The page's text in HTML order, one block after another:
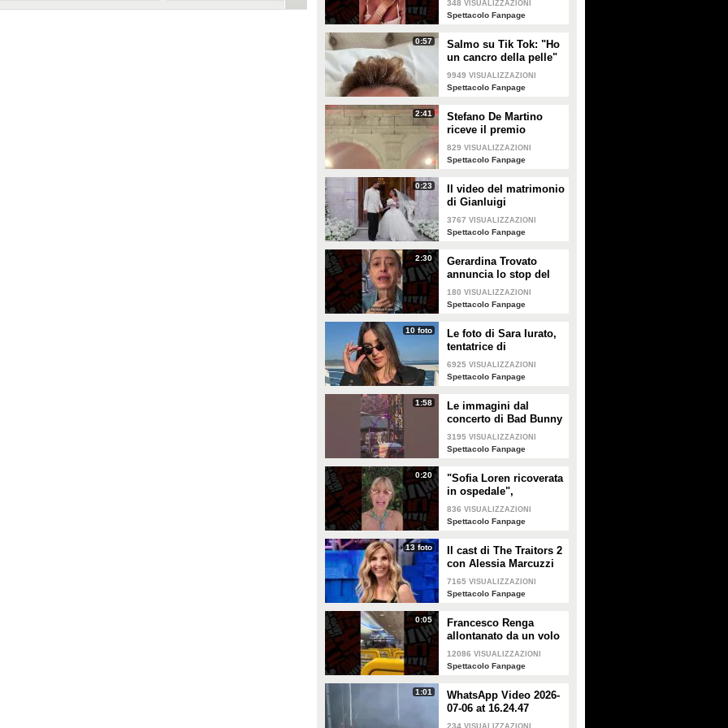
348 VISUALIZZAZIONI
Spettacolo Fanpage
0:57
Salmo su Tik Tok: "Ho
un cancro della pelle"
e apre al dibattito sulle
creme solari
9949 VISUALIZZAZIONI
Spettacolo Fanpage
2:41
Stefano De Martino
riceve il premio
intitolato al padre
Enrico
829 VISUALIZZAZIONI
Spettacolo Fanpage
0:23
Il video del matrimonio
di Gianluigi
Donnarumma e Alessia
Elefante
3767 VISUALIZZAZIONI
Spettacolo Fanpage
2:30
Gerardina Trovato
annuncia lo stop del
tour per problemi di
salute
180 VISUALIZZAZIONI
Spettacolo Fanpage
10 foto
Le foto di Sara Iurato,
tentatrice di
Temptation Island 2026
6925 VISUALIZZAZIONI
Spettacolo Fanpage
1:58
Le immagini dal
concerto di Bad Bunny
a Milano
3195 VISUALIZZAZIONI
Spettacolo Fanpage
0:20
"Sofia Loren ricoverata
in ospedale",
Alessandra Mussolini
smentisce: "È serena e
836 VISUALIZZAZIONI
Spettacolo Fanpage
13 foto
Il cast di The Traitors 2
con Alessia Marcuzzi
7165 VISUALIZZAZIONI
Spettacolo Fanpage
0:05
Francesco Renga
allontanato da un volo
Ryanair dopo una
discussione con gli
12086 VISUALIZZAZIONI
Spettacolo Fanpage
1:01
WhatsApp Video 2026-
07-06 at 16.24.47
234 VISUALIZZAZIONI
Rampling
mio film e non escludo di
con la neo-mamma Adèle
Exarchopoulos
PLAY
48• diSpettacolo Fanpage
GUARDA